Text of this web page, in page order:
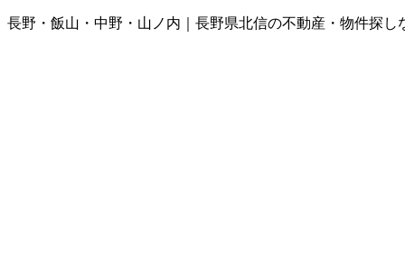
長野・飯山・中野・山ノ内｜長野県北信の不動産・物件探し